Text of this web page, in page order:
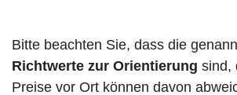
Bitte beachten Sie, dass die
Richtwerte zur Orientierung sind,
Preise vor Ort können davon